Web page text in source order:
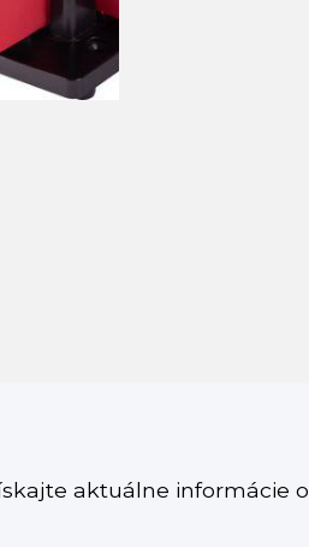
aktuálne informácie o